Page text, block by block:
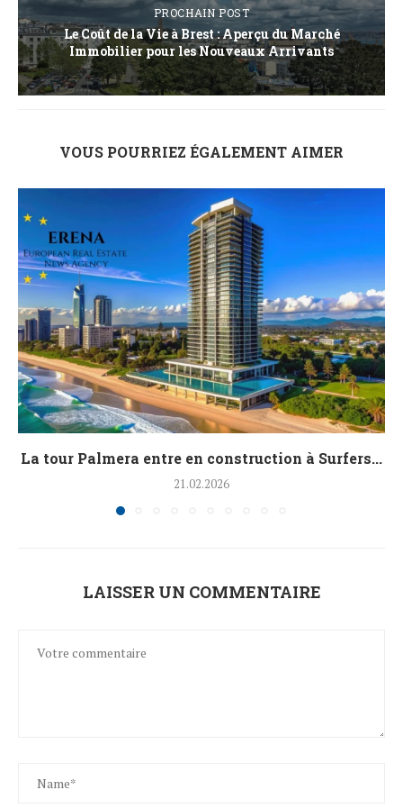
PROCHAIN POST
Le Coût de la Vie à Brest : Aperçu du Marché
Immobilier pour les Nouveaux Arrivants
VOUS POURRIEZ ÉGALEMENT AIMER
La tour Palmera entre en construction à Surfers...
21.02.2026
LAISSER UN COMMENTAIRE